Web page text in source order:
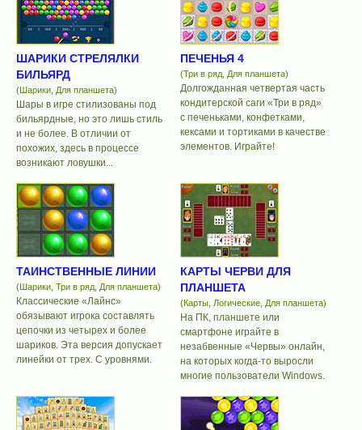
ШАРИКИ СТРЕЛЯЛКИ
БИЛЬЯРД
(Шарики, Для планшета)
Шары в игре стилизованы под
бильярдные, но это лишь стиль
и не более. В отличии от
похожих, здесь в процессе
возникают ловушки...
ПЕЧЕНЬЯ 4
(Три в ряд, Для планшета)
Долгожданная четвертая часть
кондитерской саги «Три в ряд»
с печеньками, конфетками,
кексами и тортиками в качестве
элементов. Играйте!
ТАИНСТВЕННЫЕ ЛИНИИ
(Шарики, Три в ряд, Для планшета)
Классические «Лайнс»
обязывают игрока составлять
цепочки из четырех и более
шариков. Эта версия допускает
линейки от трех. С уровнями.
КАРТЫ ЧЕРВИ ДЛЯ
ПЛАНШЕТА
(Карты, Логические, Для планшета)
На ПК, планшете или
смартфоне играйте в
незабвенные «Червы» онлайн,
на которых когда-то выросли
многие пользователи Windows.